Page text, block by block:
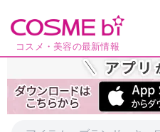
コスメ・美容の最新情報